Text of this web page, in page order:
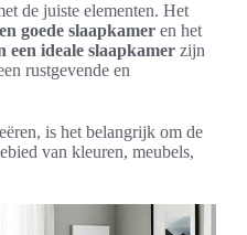
de juiste elementen. Het
goede slaapkamer en het
een ideale slaapkamer zijn
rustgevende en
is het belangrijk om de
van kleuren, meubels,